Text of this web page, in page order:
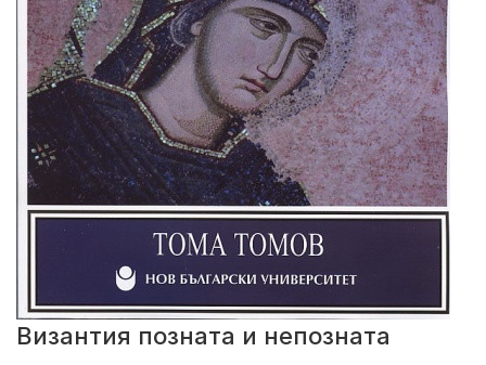
Византия позната и непозната